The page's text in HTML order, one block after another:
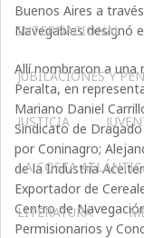
INTERNACIONAL
JUBILACIONES Y
JUSTICIA
LA COSTA
LITERATURA
Buenos Aires a
Navegables designó
Allí nombraron a una
Peralta, en
Mariano Daniel
Sindicato de
por Coninagro;
de la Industria
Exportador de
Centro de
Permisionarios y